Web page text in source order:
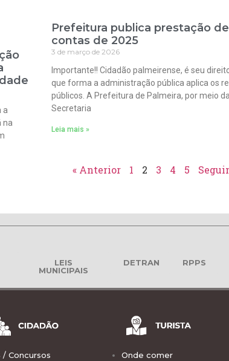
a
na
Prefeitura publica prestação de
contas de 2025
3 de março de 2026
Importante!! Cidadão palmeirense, é seu
que forma a administração pública aplica os
públicos. A Prefeitura de Palmeira, por meio da
Secretaria
Leia mais »
« Anterior 1 2 3 4 5
LEIS
MUNICIPAIS
DETRAN RPPS
/ Concursos
Onde comer